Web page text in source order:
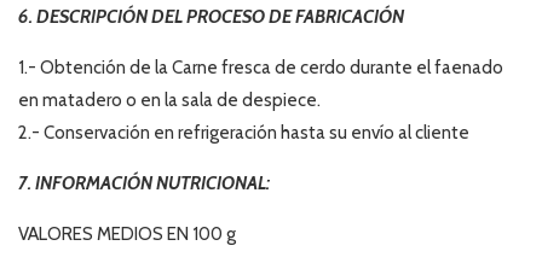
6. DESCRIPCIÓN DEL PROCESO DE FABRICACIÓN
1.- Obtención de la Carne fresca de cerdo durante el faenado
en matadero o en la sala de despiece.
2.- Conservación en refrigeración hasta su envío al cliente
7. INFORMACIÓN NUTRICIONAL:
VALORES MEDIOS EN 100 g